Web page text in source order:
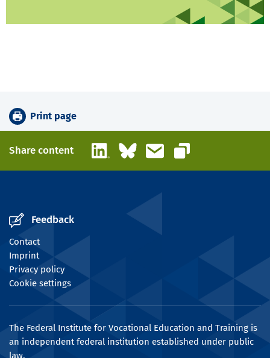
Print page
Share content LinkedInBlueskyEmail
Copy link
Feedback
Contact
Imprint
Privacy policy
Cookie settings
The Federal Institute for Vocational Education and Training is
an independent federal institution established under public
law.